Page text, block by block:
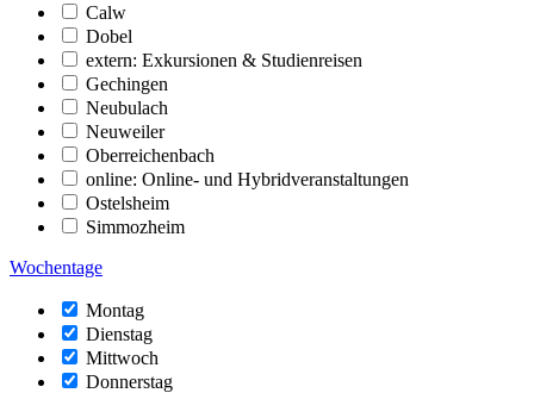
Calw
Dobel
extern: Exkursionen & Studienreisen
Gechingen
Neubulach
Neuweiler
Oberreichenbach
online: Online- und Hybridveranstaltungen
Ostelsheim
Simmozheim
Wochentage
Montag
Dienstag
Mittwoch
Donnerstag